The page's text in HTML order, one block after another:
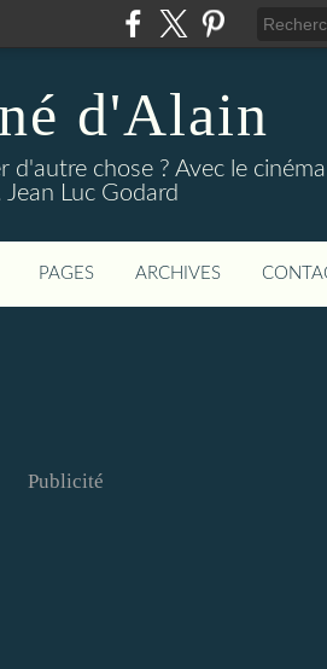
d'Alain
chose ? Avec le
Luc Godard
PAGES ARCHIVES
Publicité